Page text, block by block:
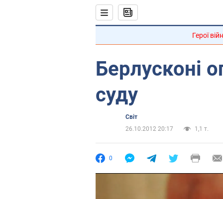
Герої
Берлусконі
суду
Світ
26.10.2012 20:17
1,1 т.
0